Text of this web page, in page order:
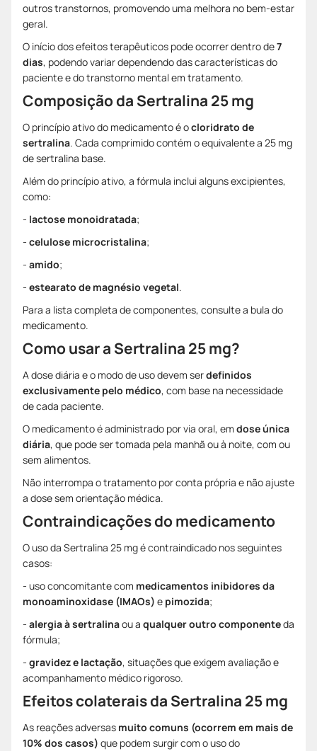
outros transtornos, promovendo uma melhora no bem-estar
geral.
O início dos efeitos terapêuticos pode ocorrer dentro de7
dias, podendo variar dependendo das características do
paciente e do transtorno mental em tratamento.
Composição da Sertralina 25 mg
O princípio ativo do medicamento é ocloridrato de
sertralina. Cada comprimido contém o equivalente a 25 mg
de sertralina base.
Além do princípio ativo, a fórmula inclui alguns excipientes,
como:
- lactose monoidratada;
- celulose microcristalina;
- amido;
- estearato de magnésio vegetal.
Para a lista completa de componentes, consulte a bula do
medicamento.
Como usar a Sertralina 25 mg?
A dose diária e o modo de uso devem serdefinidos
exclusivamente pelo médico, com base na necessidade
de cada paciente.
O medicamento é administrado por via oral, em dose única
diária, que pode ser tomada pela manhã ou à noite, com ou
sem alimentos.
Não interrompa o tratamento por conta própria e não ajuste
a dose sem orientação médica.
Contraindicações do medicamento
O uso da Sertralina 25 mg é contraindicado nos seguintes
casos:
- uso concomitante com medicamentos inibidores da
monoaminoxidase (IMAOs) e pimozida;
- alergia à sertralinaou a qualquer outro componenteda
fórmula;
- gravidez e lactação, situações que exigem avaliação e
acompanhamento médico rigoroso.
Efeitos colaterais da Sertralina 25 mg
As reações adversas muito comuns (ocorrem em mais de
10% dos casos) que podem surgir com o uso do